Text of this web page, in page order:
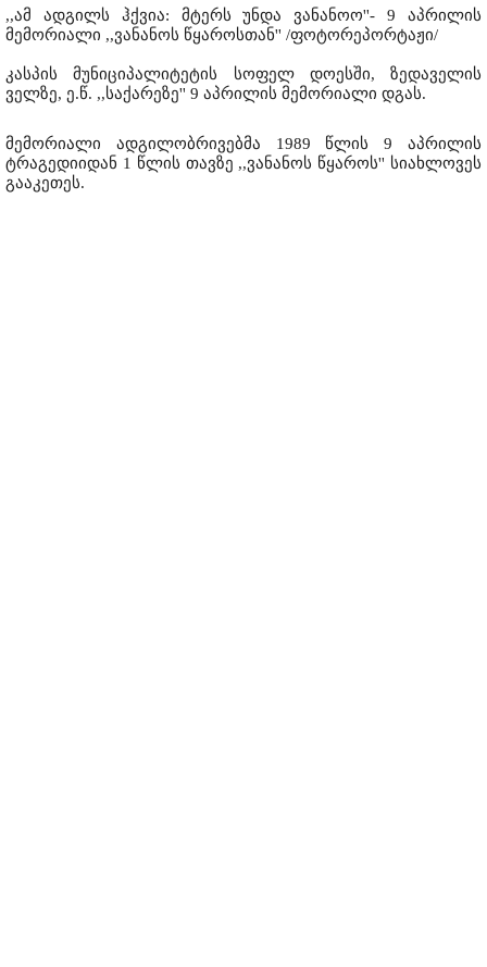
,,ამ ადგილს ჰქვია: მტერს უნდა ვანანოო''- 9 აპრილის
მემორიალი ,,ვანანოს წყაროსთან'' /ფოტორეპორტაჟი/
კასპის მუნიციპალიტეტის სოფელ დოესში, ზედაველის
ველზე, ე.წ. ,,საქარეზე'' 9 აპრილის მემორიალი დგას.
მემორიალი ადგილობრივებმა 1989 წლის 9 აპრილის
ტრაგედიიდან 1 წლის თავზე ,,ვანანოს წყაროს'' სიახლოვეს
გააკეთეს.